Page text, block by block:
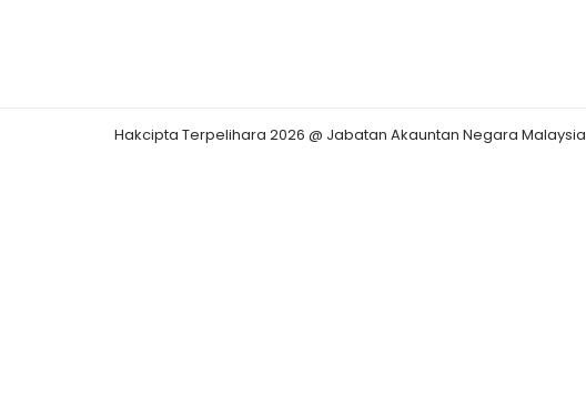
Hakcipta Terpelihara 2026 @ Jabatan Akauntan Negara Malaysia